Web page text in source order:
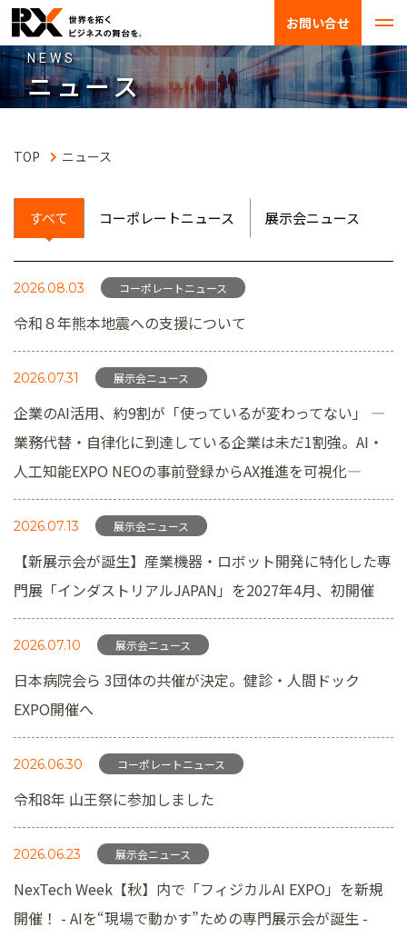
お問い合せ
NEWS
ニュース
ニュース
すべて コーポレートニュース 展示会ニュース
2026.08.03 コーポレートニュース
令和８年熊本地震への支援について
2026.07.31 展示会ニュース
企業のAI活用、約9割が「使っているが変わってない」 ―
業務代替・自律化に到達している企業は未だ1割強。AI・
人工知能EXPO NEOの事前登録からAX推進を可視化―
2026.07.13 展示会ニュース
【新展示会が誕生】産業機器・ロボット開発に特化した専
門展「インダストリアルJAPAN」を2027年4月、初開催
2026.07.10 展示会ニュース
日本病院会ら 3団体の共催が決定。健診・人間ドック
EXPO開催へ
2026.06.30 コーポレートニュース
令和8年 山王祭に参加しました
2026.06.23 展示会ニュース
NexTech Week【秋】内で「フィジカルAI EXPO」を新規
開催！ - AIを“現場で動かす”ための専門展示会が誕生 -